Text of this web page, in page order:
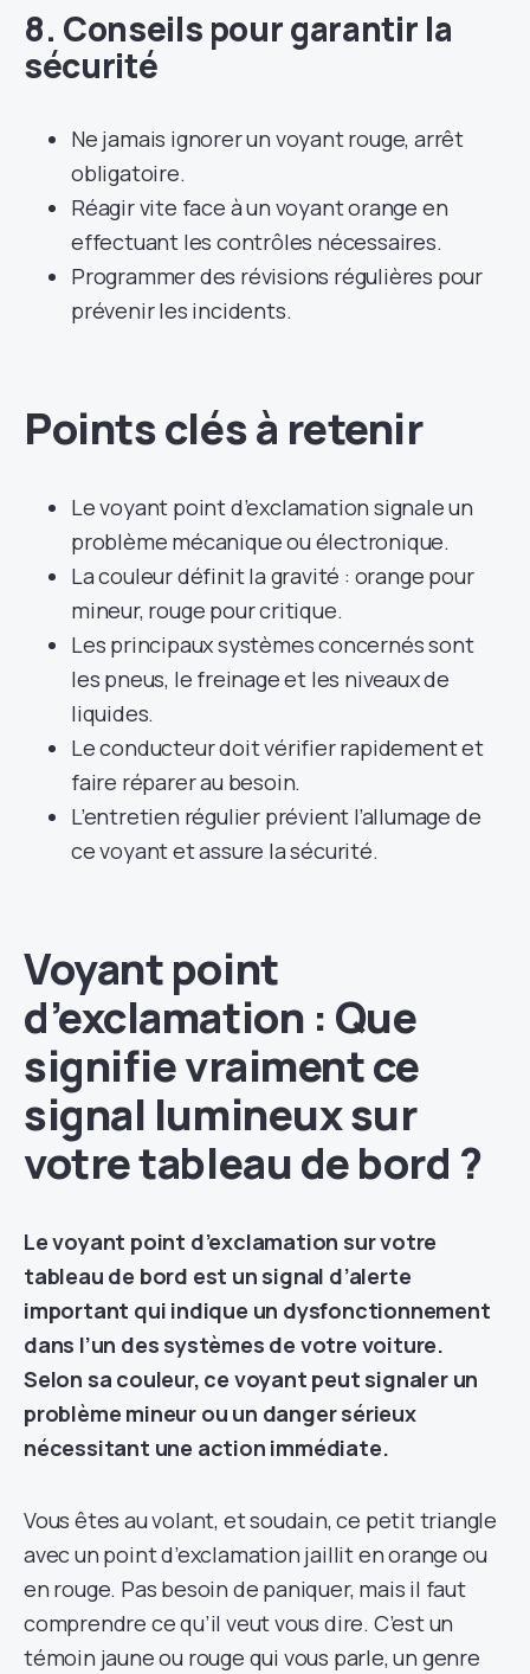
8. Conseils pour garantir la
sécurité
Ne jamais ignorer un voyant rouge, arrêt
obligatoire.
Réagir vite face à un voyant orange en
effectuant les contrôles nécessaires.
Programmer des révisions régulières pour
prévenir les incidents.
Points clés à retenir
Le voyant point d’exclamation signale un
problème mécanique ou électronique.
La couleur définit la gravité : orange pour
mineur, rouge pour critique.
Les principaux systèmes concernés sont
les pneus, le freinage et les niveaux de
liquides.
Le conducteur doit vérifier rapidement et
faire réparer au besoin.
L’entretien régulier prévient l’allumage de
ce voyant et assure la sécurité.
Voyant point
d’exclamation : Que
signifie vraiment ce
signal lumineux sur
votre tableau de bord ?
Le voyant point d’exclamation sur votre
tableau de bord est un signal d’alerte
important qui indique un dysfonctionnement
dans l’un des systèmes de votre voiture.
Selon sa couleur, ce voyant peut signaler un
problème mineur ou un danger sérieux
nécessitant une action immédiate.
Vous êtes au volant, et soudain, ce petit triangle
avec un point d’exclamation jaillit en orange ou
en rouge. Pas besoin de paniquer, mais il faut
comprendre ce qu’il veut vous dire. C’est un
témoin jaune ou rouge qui vous parle, un genre